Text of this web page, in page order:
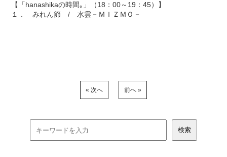
【「hanashikaの時間｡」（18：00～19：45）】
１． みれん節 / 水雲－ＭＩＺＭＯ－
« 次へ 前へ »